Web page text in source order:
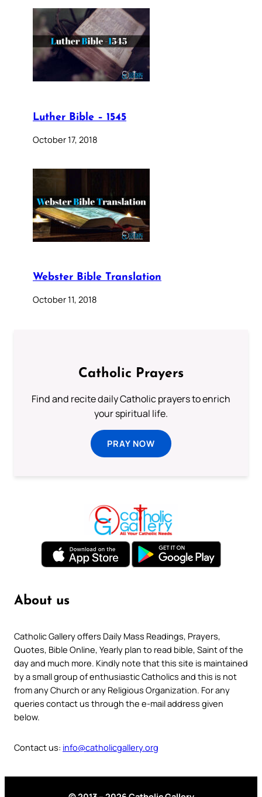
Luther Bible – 1545
October 17, 2018
Webster Bible Translation
October 11, 2018
Catholic Prayers
Find and recite daily Catholic prayers to enrich
your spiritual life.
PRAY NOW
About us
Catholic Gallery offers Daily Mass Readings, Prayers,
Quotes, Bible Online, Yearly plan to read bible, Saint of the
day and much more. Kindly note that this site is maintained
by a small group of enthusiastic Catholics and this is not
from any Church or any Religious Organization. For any
queries contact us through the e-mail address given
below.
Contact us: info@catholicgallery.org